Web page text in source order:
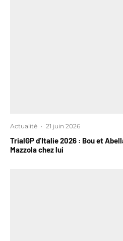
Actualité · 21 juin 2026
TrialGP d’Italie 2026 : Bou et
Mazzola chez lui